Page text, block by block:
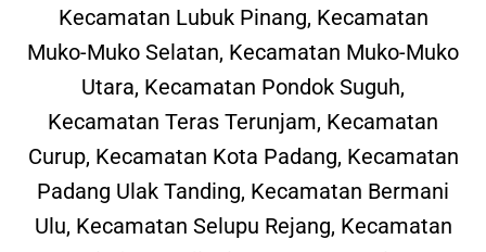
Kecamatan Lubuk Pinang, Kecamatan
Muko-Muko Selatan, Kecamatan Muko-Muko
Utara, Kecamatan Pondok Suguh,
Kecamatan Teras Terunjam, Kecamatan
Curup, Kecamatan Kota Padang, Kecamatan
Padang Ulak Tanding, Kecamatan Bermani
Ulu, Kecamatan Selupu Rejang, Kecamatan